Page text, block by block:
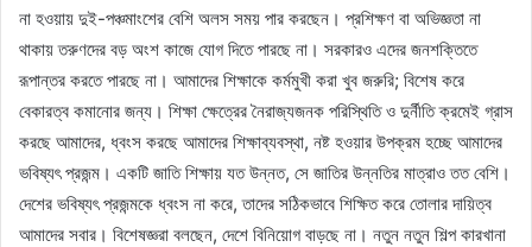
না হওয়ায় দুই-পঞ্চমাংশের বেশি অলস সময় পার করছেন। প্রশিক্ষণ বা অভিজ্ঞতা না
থাকায় তরুণদের বড় অংশ কাজে যোগ দিতে পারছে না। সরকারও এদের জনশক্তিতে
রূপান্তর করতে পারছে না। আমাদের শিক্ষাকে কর্মমুখী করা খুব জরুরি; বিশেষ করে
বেকারত্ব কমানোর জন্য। শিক্ষা ক্ষেত্রের নৈরাজ্যজনক পরিস্থিতি ও দুর্নীতি ক্রমেই গ্রাস
করছে আমাদের, ধ্বংস করছে আমাদের শিক্ষাব্যবস্থা, নষ্ট হওয়ার উপক্রম হচ্ছে আমাদের
ভবিষ্যৎ প্রজন্ম। একটি জাতি শিক্ষায় যত উন্নত, সে জাতির উন্নতির মাত্রাও তত বেশি।
দেশের ভবিষ্যৎ প্রজন্মকে ধ্বংস না করে, তাদের সঠিকভাবে শিক্ষিত করে তোলার দায়িত্ব
আমাদের সবার। বিশেষজ্ঞরা বলছেন, দেশে বিনিয়োগ বাড়ছে না। নতুন নতুন শিল্প কারখানা